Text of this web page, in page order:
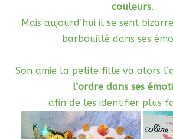
couleurs.
Mais aujourd’hui il se sent
barbouillé dans ses
Son amie la petite fille va alors
l’ordre dans ses
afin de les identifier plus